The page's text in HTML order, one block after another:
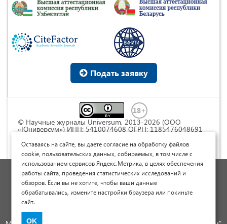
Подать заявку
© Научные журналы Universum, 2013-2026 (ООО
«Юниверсум») ИНН: 5410074608 ОГРН: 1185476048691
Commons « Attribution» («Атрибуция») 4.0
Непортированная
Политика обработки персональных данных
Договор оферты
Опубликовать научную статью
Оставаясь на сайте, вы даете согласие на обработку файлов
cookie, пользовательских данных, собираемых, в том числе с
использованием сервисов Яндекс.Метрика, в целях обеспечения
работы сайта, проведения статистических исследований и
обзоров. Если вы не хотите, чтобы ваши данные
обрабатывались, измените настройки браузера или покиньте
сайт.
OK